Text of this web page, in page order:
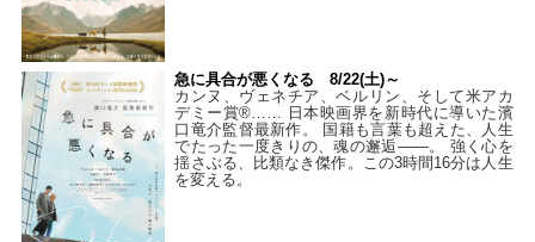
急に具合が悪くなる 8/22(土)～
カンヌ、ヴェネチア、ベルリン、そして米アカ
デミー賞®…… 日本映画界を新時代に導いた濱
口竜介監督最新作。 国籍も言葉も超えた、人生
でたった一度きりの、魂の邂逅――。 強く心を
揺さぶる、比類なき傑作。この3時間16分は人生
を変える。